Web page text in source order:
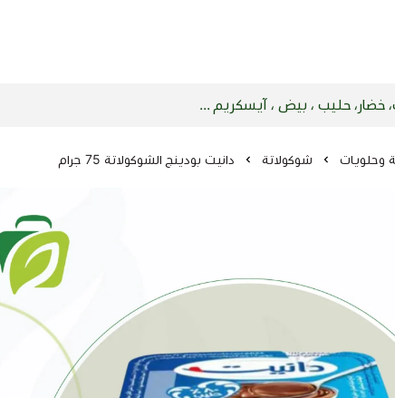
وحلويات شوكولاتة دانيت بودينج الشوكولاتة 75 جرام